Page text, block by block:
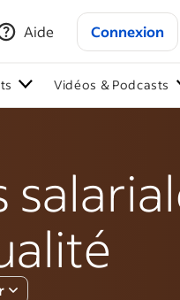
Aide Connexion
Vidéos & Podcasts